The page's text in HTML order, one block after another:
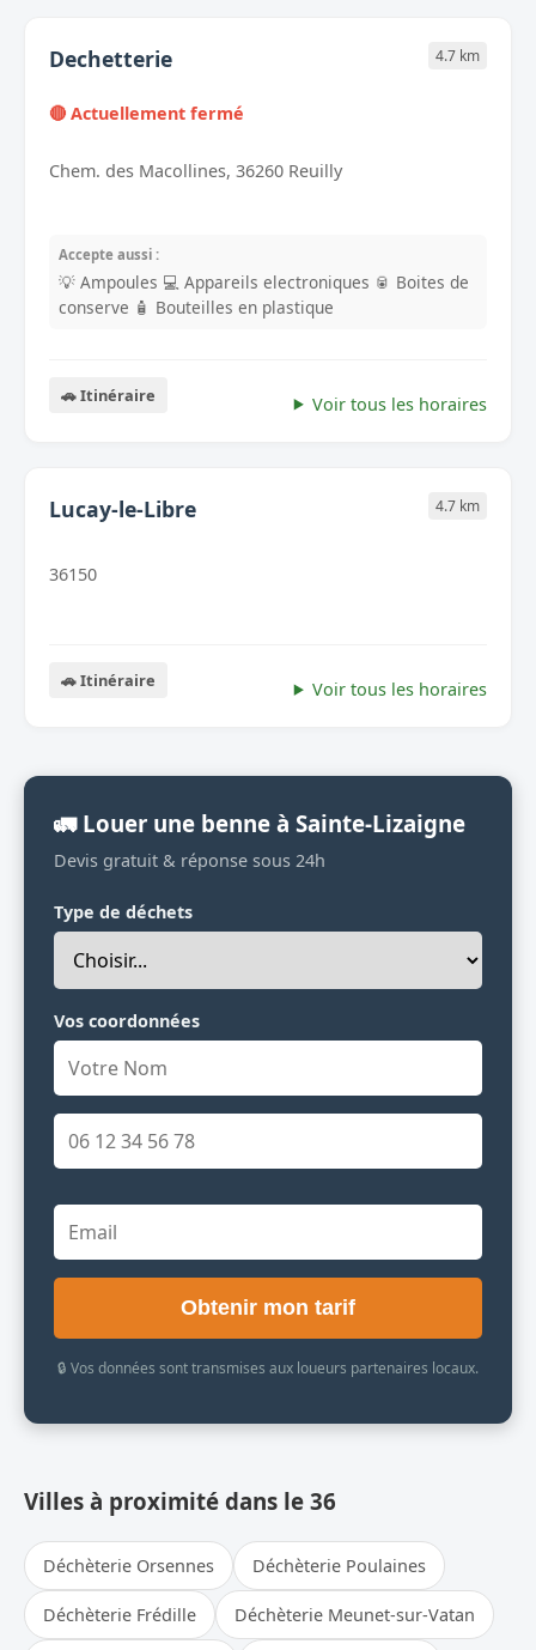
Dechetterie 4.7 km
🔴 Actuellement fermé
Chem. des Macollines, 36260 Reuilly
Accepte aussi :
💡 Ampoules 💻 Appareils electroniques 🥫 Boites de
conserve 🧴 Bouteilles en plastique
🚗 Itinéraire Voir tous les horaires
Lucay-le-Libre 4.7 km
36150
🚗 Itinéraire Voir tous les horaires
🚛 Louer une benne à Sainte-Lizaigne
Devis gratuit & réponse sous 24h
Type de déchets
Vos coordonnées
Obtenir mon tarif
🔒 Vos données sont transmises aux loueurs partenaires locaux.
Villes à proximité dans le 36
Déchèterie Orsennes Déchèterie Poulaines
Déchèterie Frédille Déchèterie Meunet-sur-Vatan